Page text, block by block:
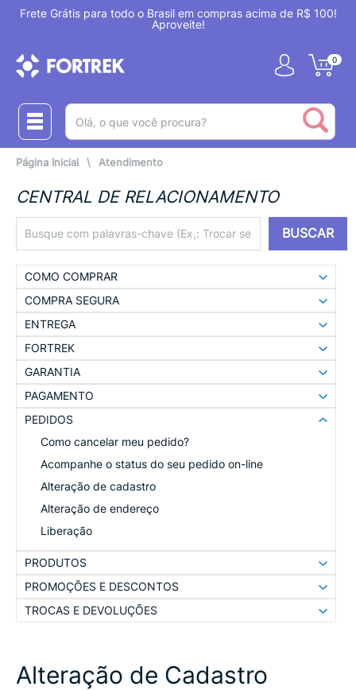
Frete Grátis para todo o Brasil em compras acima de R$ 100!
Aproveite!
0
(pesquisar)
Página Inicial \ Atendimento
CENTRAL DE RELACIONAMENTO
BUSCAR
COMO COMPRAR
COMPRA SEGURA
ENTREGA
FORTREK
GARANTIA
PAGAMENTO
PEDIDOS
Como cancelar meu pedido?
Acompanhe o status do seu pedido on-line
Alteração de cadastro
Alteração de endereço
Liberação
PRODUTOS
PROMOÇÕES E DESCONTOS
TROCAS E DEVOLUÇÕES
Alteração de Cadastro